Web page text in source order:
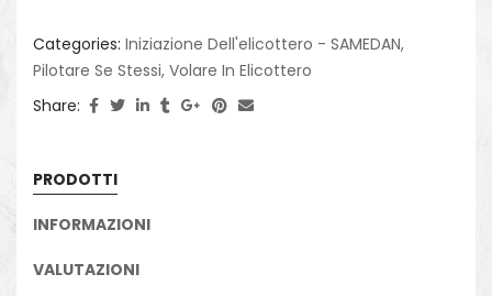
Categories: Iniziazione Dell'elicottero - SAMEDAN,
Pilotare Se Stessi, Volare In Elicottero
Share:
PRODOTTI
INFORMAZIONI
VALUTAZIONI